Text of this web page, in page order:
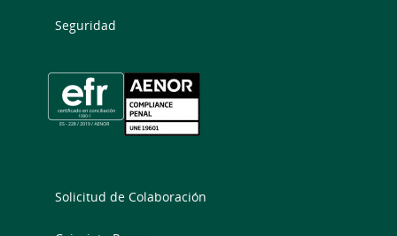
Seguridad
Solicitud de Colaboración